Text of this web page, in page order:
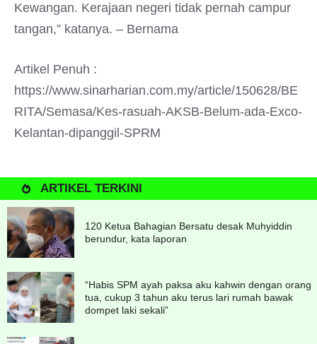
Kewangan. Kerajaan negeri tidak pernah campur
tangan,” katanya. – Bernama
Artikel Penuh :
https://www.sinarharian.com.my/article/150628/BE
RITA/Semasa/Kes-rasuah-AKSB-Belum-ada-Exco-
Kelantan-dipanggil-SPRM
ARTIKEL TERKINI
120 Ketua Bahagian Bersatu desak Muhyiddin
berundur, kata laporan
“Habis SPM ayah paksa aku kahwin dengan orang
tua, cukup 3 tahun aku terus lari rumah bawak
dompet laki sekali”